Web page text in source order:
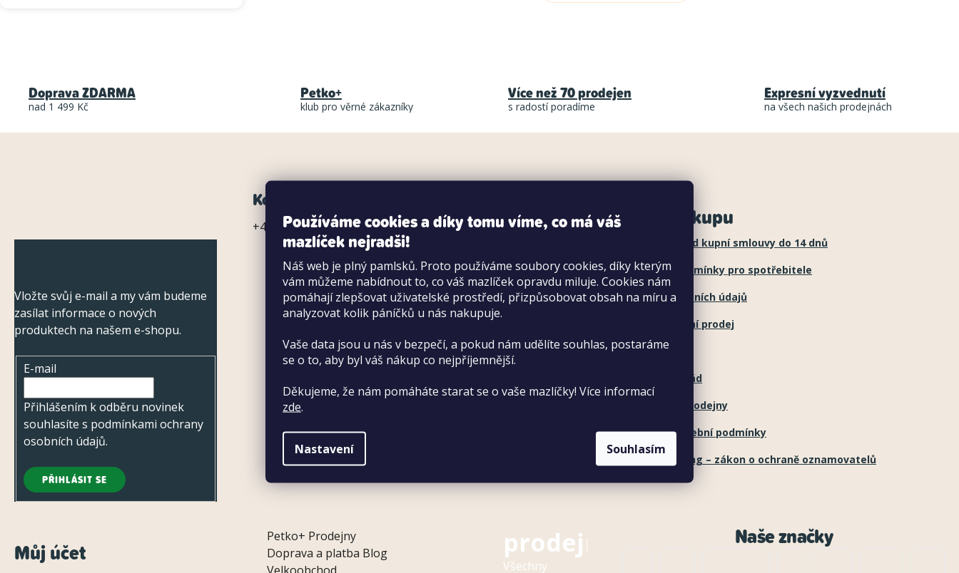
Používáme cookies a díky tomu víme, co má váš
mazlíček nejradši!
Náš web je plný pamlsků. Proto používáme soubory cookies, díky kterým
vám můžeme nabídnout to, co váš mazlíček opravdu miluje. Cookies nám
pomáhají zlepšovat uživatelské prostředí, přizpůsobovat obsah na míru a
analyzovat kolik páníčků u nás nakupuje.
Vaše data jsou u nás v bezpečí, a pokud nám udělíte souhlas, postaráme
se o to, aby byl váš nákup co nejpříjemnější.
Děkujeme, že nám pomáháte starat se o vaše mazlíčky! Více informací
zde.
Nastavení Souhlasím
Doprava ZDARMA
nad 1 499 Kč
Petko+
klub pro věrné zákazníky
Více než 70 prodejen
s radostí poradíme
Expresní vyzvednutí
na všech našich prodejnách
Vložte svůj e-mail a my vám budeme
zasílat informace o nových
produktech na našem e-shopu.
E-mail
Přihlášením k odběru novinek
souhlasíte s podmínkami ochrany
osobních údajů.
PŘIHLÁSIT SE
Kontaktní formulář
+420 720 031 166 od 9:30 do 16:30 O Pet Center
Kariéra
Vzdělávání
Seznam prodejen
Kontakt
Vše o nákupu
Odstoupení od kupní smlouvy do 14 dnů
Obchodní podmínky pro spotřebitele
Ochrana osobních údajů
Velkoobchodní prodej
Výrobci
Reklamační řád
Reklamace prodejny
Dodací a platební podmínky
Whistleblowing – zákon o ochraně oznamovatelů
Můj účet
Petko+ Prodejny
Doprava a platba Blog
prodejny
Všechny
Naše značky